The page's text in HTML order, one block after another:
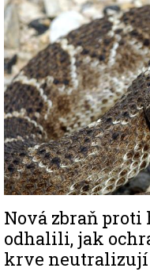
Nová zbraň proti
odhalili, jak
krve